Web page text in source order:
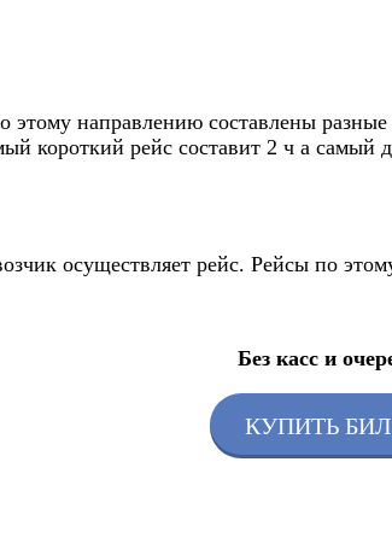
направлению составлены
короткий рейс составит 2 ч а самый
осуществляет рейс. Рейсы по
Без касс и
КУПИТЬ